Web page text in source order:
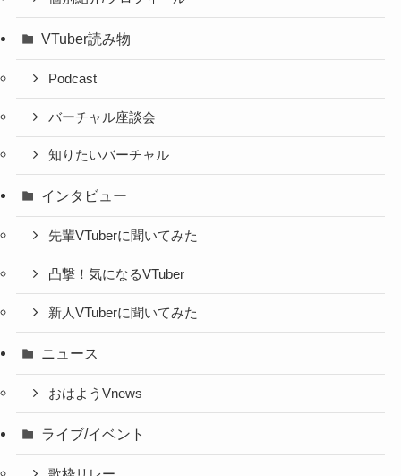
VTuber読み物
Podcast
バーチャル座談会
知りたいバーチャル
インタビュー
先輩VTuberに聞いてみた
凸撃！気になるVTuber
新人VTuberに聞いてみた
ニュース
おはようVnews
ライブ/イベント